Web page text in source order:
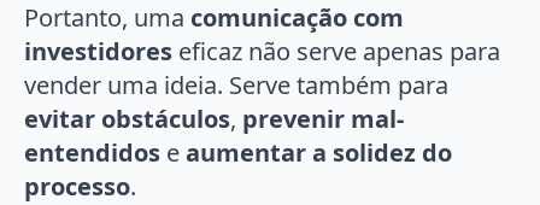
Portanto, uma comunicação com
investidores eficaz não serve apenas para
vender uma ideia. Serve também para
evitar obstáculos, prevenir mal-
entendidos eaumentar a solidez do
processo.